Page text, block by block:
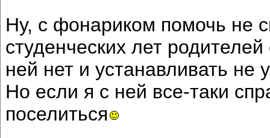
Ну, с фонариком помочь не
студенческих лет
ней нет и устанавливать не
Но если я с ней все-таки
поселиться